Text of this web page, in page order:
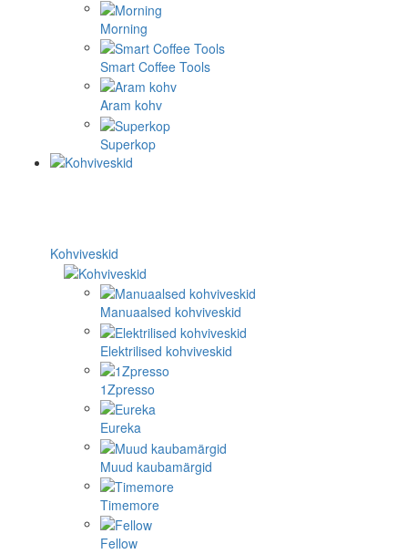
Morning
Smart Coffee Tools
Aram kohv
Superkop
Kohviveskid
Manuaalsed kohviveskid
Elektrilised kohviveskid
1Zpresso
Eureka
Muud kaubamärgid
Timemore
Fellow